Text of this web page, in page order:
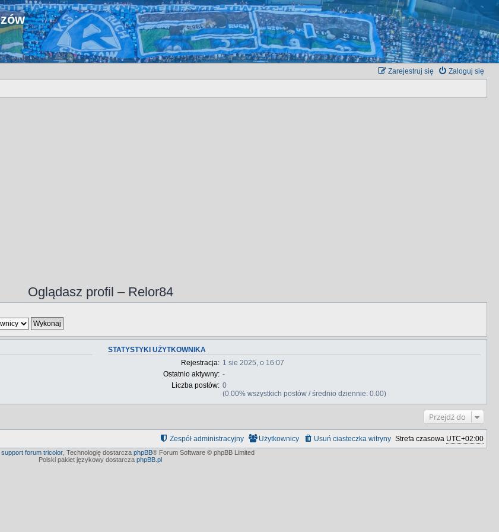
Zaloguj się
Zarejestruj się
Oglądasz profil – Relor84
STATYSTYKI UŻYTKOWNIKA
Rejestracja: 1 sie 2025, o 16:07
Ostatnio aktywny: -
Liczba postów: 0
(0.00% wszystkich postów / średnio dziennie: 0.00)
Przejdź do
Strefa czasowa UTC+02:00
Usuń ciasteczka witryny
Użytkownicy
Zespół administracyjny
support forum tricolor Technologię dostarcza phpBB® Forum Software © phpBB Limited
Polski pakiet językowy dostarcza phpBB.pl